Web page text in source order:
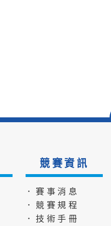
競賽資訊
．賽事消息
．競賽規程
．技術手冊